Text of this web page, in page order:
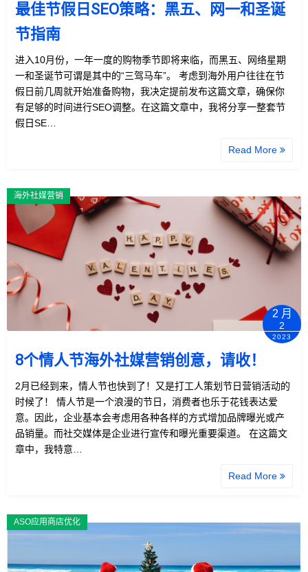
最佳节假日SEO策略：黑五、网一和圣诞
节指南
进入10月份，一年一度的购物季节即将来临，而黑五、网络星期
一和圣诞节可谓是其中的“三驾马车”。 考虑到海外用户往往在节
假日前几周就开始准备购物，我决定提前发布这篇文章，确保你
有足够的时间进行SEO调整。在这篇文章中，我将分享一整套节
假日SE…
Read More
海外社媒营销
2 月
2
2023
8个情人节海外社媒营销创意，请收！
2月已经到来，情人节也快到了！又是打工人策划节日营销活动的
时候了！ 情人节是一个浪漫的节日，消费者也乐于花钱表达爱
意。因此，企业基本会考虑用各种各样的方式增加品牌曝光或产
品销量。而社交媒体是企业进行宣传和曝光重要渠道。 在这篇文
章中，我特意…
Read More
ASO应用商店优化